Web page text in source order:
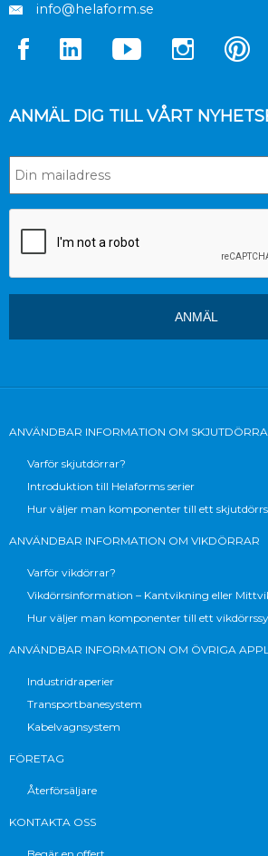
info@helaform.se
ANMÄL DIG TILL VÅRT
ANVÄNDBAR INFORMATION OM
Varför skjutdörrar?
Introduktion till Helaforms serier
Hur väljer man komponenter till ett
ANVÄNDBAR INFORMATION OM VIKDÖRRAR
Varför vikdörrar?
Vikdörrsinformation – Kantvikning eller
Hur väljer man komponenter till ett
ANVÄNDBAR INFORMATION OM ÖVRIGA
Industridraperier
Transportbanesystem
Kabelvagnsystem
FÖRETAG
Återförsäljare
KONTAKTA OSS